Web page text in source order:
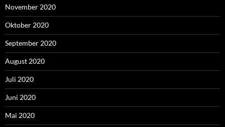
November 2020
Oktober 2020
September 2020
August 2020
Juli 2020
Juni 2020
Mai 2020